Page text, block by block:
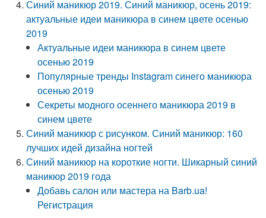
Синий маникюр 2019. Синий маникюр, осень 2019:
актуальные идеи маникюра в синем цвете осенью
2019
Актуальные идеи маникюра в синем цвете
осенью 2019
Популярные тренды Instagram синего маникюра
осенью 2019
Секреты модного осеннего маникюра 2019 в
синем цвете
Синий маникюр с рисунком. Синий маникюр: 160
лучших идей дизайна ногтей
Синий маникюр на короткие ногти. Шикарный синий
маникюр 2019 года
Добавь салон или мастера на Barb.ua!
Регистрация